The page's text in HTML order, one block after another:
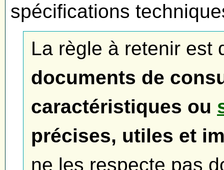
spécifications
La règle à retenir est
documents de
caractéristiques ou
précises, utiles et
ne les respecte pas